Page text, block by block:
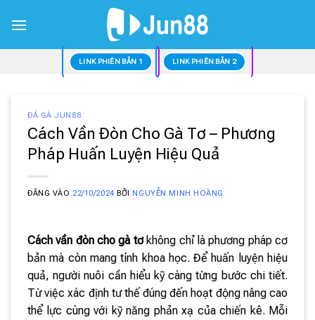
qua
LINK PHIÊN BẢN 1 LINK PHIÊN BẢN 2
ĐÁ GÀ JUN88
Cách Vần Đòn Cho Gà Tơ – Phương
Pháp Huấn Luyện Hiệu Quả
ĐĂNG VÀO 22/10/2024 BỞI NGUYỄN MINH HOÀNG
Cách vần đòn cho gà tơkhông chỉ là phương pháp cơ
bản mà còn mang tính khoa học. Để huấn luyện hiệu
quả, người nuôi cần hiểu kỹ càng từng bước chi tiết.
Từ việc xác định tư thế đúng đến hoạt động nâng cao
thể lực cùng với kỹ năng phản xạ của chiến kê. Mỗi